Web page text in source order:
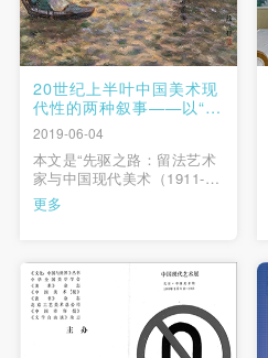
20世纪上半叶中国美术现
代性的两种叙事——以“先
驱之路：留法艺术家与中
国现代美术（1911-194
9）”展为例
2019-06-04
本文是“先驱之路：留法艺术
家与中国现代美术（1911-
1949）”展策展理念的深化，
旨在研究在20世纪上半叶中
统走向现代的发展之路的留
法艺术家们。无论是倾向于
西方学院派古典主义、写实
主义、现实主义的“科 …
更多